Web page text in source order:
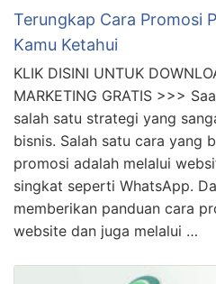
Terungkap Cara Promosi
Kamu Ketahui
KLIK DISINI UNTUK
MARKETING GRATIS >>>
salah satu strategi yang
bisnis. Salah satu cara yang
promosi adalah melalui
singkat seperti WhatsApp.
memberikan panduan cara
website dan juga melalui …